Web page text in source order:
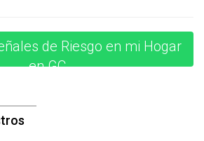
en otra víctima; instaló un
de Riesgo en mi Hogar
en GC